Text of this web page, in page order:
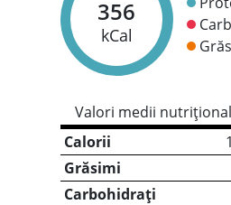
356
kCal
Valori medii
Calorii
Grăsimi
Carbohidrați